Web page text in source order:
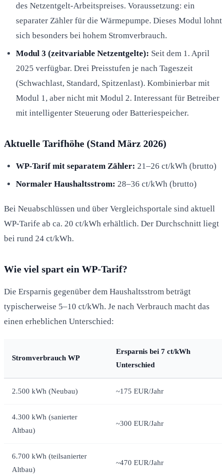
des Netzentgelt-Arbeitspreises. Voraussetzung: ein
separater Zähler für die Wärmepumpe. Dieses Modul lohnt
sich besonders bei hohem Stromverbrauch.
Modul 3 (zeitvariable Netzentgelte): Seit dem 1. April
2025 verfügbar. Drei Preisstufen je nach Tageszeit
(Schwachlast, Standard, Spitzenlast). Kombinierbar mit
Modul 1, aber nicht mit Modul 2. Interessant für Betreiber
mit intelligenter Steuerung oder Batteriespeicher.
Aktuelle Tarifhöhe (Stand März 2026)
WP-Tarif mit separatem Zähler: 21–26 ct/kWh (brutto)
Normaler Haushaltsstrom: 28–36 ct/kWh (brutto)
Bei Neuabschlüssen und über Vergleichsportale sind aktuell
WP-Tarife ab ca. 20 ct/kWh erhältlich. Der Durchschnitt liegt
bei rund 24 ct/kWh.
Wie viel spart ein WP-Tarif?
Die Ersparnis gegenüber dem Haushaltsstrom beträgt
typischerweise 5–10 ct/kWh. Je nach Verbrauch macht das
einen erheblichen Unterschied:
Stromverbrauch WP
Ersparnis bei 7 ct/kWh
Unterschied
2.500 kWh (Neubau) ~175 EUR/Jahr
4.300 kWh (sanierter
Altbau)
~300 EUR/Jahr
6.700 kWh (teilsanierter
Altbau)
~470 EUR/Jahr